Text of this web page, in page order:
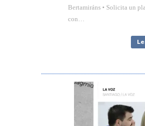
Bertamiráns • Solicita un
con…